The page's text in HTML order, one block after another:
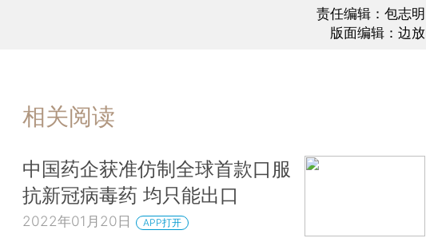
责任编辑：包志明
版面编辑：边放
相关阅读
中国药企获准仿制全球首款口服
抗新冠病毒药 均只能出口
2022年01月20日 APP打开